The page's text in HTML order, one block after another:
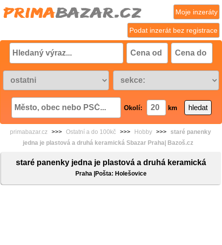
Podat inzerát bez registrace
Moje inzeráty
Okolí: km
primabazar.cz >>> Ostatní a do 100kč >>> Hobby >>> staré panenky
jedna je plastová a druhá keramická Sbazar Praha| Bazoš.cz
staré panenky jedna je plastová a druhá keramická
Praha |Pošta: Holešovice